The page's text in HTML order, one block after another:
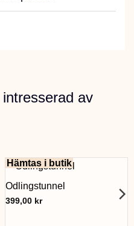
av
Hämtas i butik
Odlingstunnel
399,00 kr